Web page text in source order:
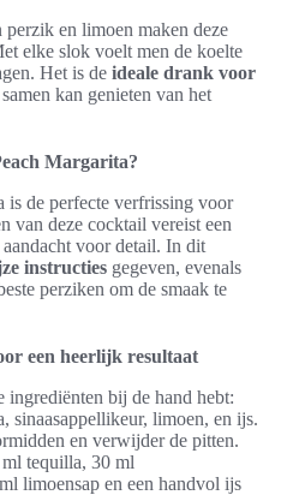
en limoen maken deze
elke slok voelt men de koelte
Het is de ideale drank voor
kan genieten van het
Margarita?
is de perfecte verfrissing voor
van deze cocktail vereist een
voor detail. In dit
instructies gegeven, evenals
perziken om de smaak te
een heerlijk resultaat
ingrediënten bij de hand hebt:
sinaasappellikeur, limoen, en ijs.
en verwijder de pitten.
tequilla, 30 ml
limoensap en een handvol ijs